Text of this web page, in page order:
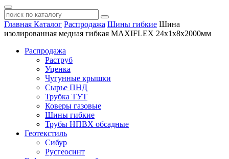
Главная Каталог Распродажа Шины гибкие Шина
изолированная медная гибкая MAXIFLEX 24х1х8х2000мм
Распродажа
Раструб
Уценка
Чугунные крышки
Сырье ПНД
Трубка ТУТ
Коверы газовые
Шины гибкие
Трубы НПВХ обсадные
Геотекстиль
Сибур
Русгеосинт